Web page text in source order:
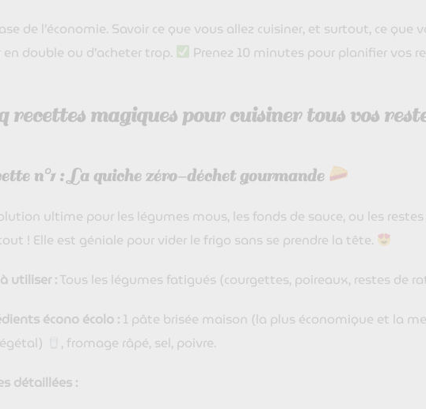
de l’économie. Savoir ce que vous allez cuisiner, et surtout, ce
en double ou d’acheter trop.
Prenez 10 minutes pour planifier vos
recettes magiques pour cuisiner tous vos
n°1 : La quiche zéro-déchet gourmande
ultime pour les légumes mous, les fonds de sauce, ou les
! Elle est géniale pour vider le frigo sans se prendre la tête.
utiliser :Tous les légumes fatigués (courgettes, poireaux, restes de
écono écolo : 1 pâte brisée maison (la plus économique et la
, fromage râpé, sel, poivre.
détaillées :